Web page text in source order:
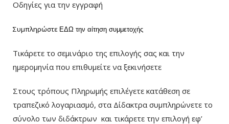
Οδηγίες για την εγγραφή
Συμπληρώστε ΕΔΩ την αίτηση συμμετοχής
Τικάρετε το σεμινάριο της επιλογής σας και την
ημερομηνία που επιθυμείτε να ξεκινήσετε
Στους τρόπους Πληρωμής επιλέγετε κατάθεση σε
τραπεζικό λογαριασμό, στα Δίδακτρα συμπληρώνετε το
σύνολο των διδάκτρων και τικάρετε την επιλογή εφ’